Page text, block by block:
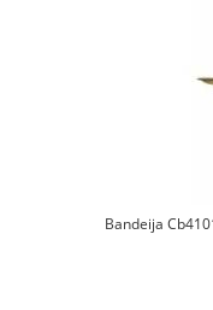
Bandeija